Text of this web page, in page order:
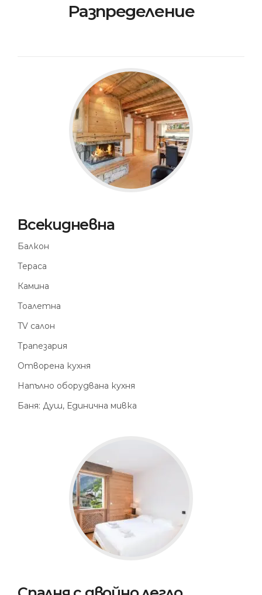
Разпределение
Всекидневна
Балкон
Тераса
Камина
Тоалетна
TV салон
Трапезария
Отворена кухня
Напълно оборудвана кухня
Баня: Душ, Единична мивка